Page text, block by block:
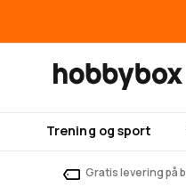
Trening og sport
Gratis levering på